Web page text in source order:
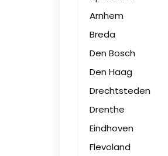
Arnhem
Breda
Den Bosch
Den Haag
Drechtsteden
Drenthe
Eindhoven
Flevoland